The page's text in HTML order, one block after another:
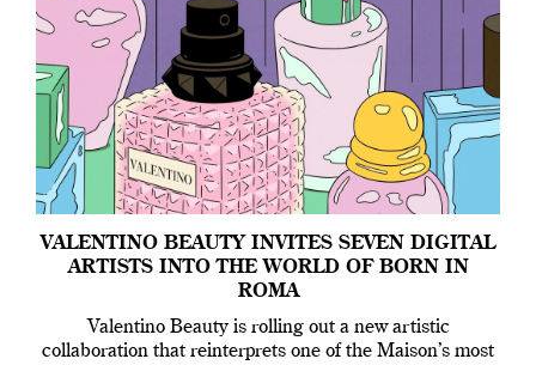
VALENTINO BEAUTY INVITES SEVEN DIGITAL
ARTISTS INTO THE WORLD OF BORN IN
ROMA
Valentino Beauty is rolling out a new artistic
collaboration that reinterprets one of the Maison’s most